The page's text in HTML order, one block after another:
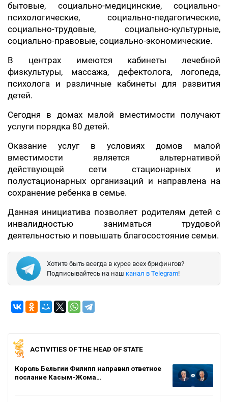
бытовые, социально-медицинские, социально-
психологические, социально-педагогические,
социально-трудовые, социально-культурные,
социально-правовые, социально-экономические.
В центрах имеются кабинеты лечебной
физкультуры, массажа, дефектолога, логопеда,
психолога и различные кабинеты для развития
детей.
Сегодня в домах малой вместимости получают
услуги порядка 80 детей.
Оказание услуг в условиях домов малой
вместимости является альтернативой
действующей сети стационарных и
полустационарных организаций и направлена на
сохранение ребенка в семье.
Данная инициатива позволяет родителям детей с
инвалидностью заниматься трудовой
деятельностью и повышать благосостояние семьи.
Хотите быть всегда в курсе всех брифингов?
Подписывайтесь на наш канал в Telegram!
ACTIVITIES OF THE HEAD OF STATE
Король Бельгии Филипп направил ответное
послание Касым-Жома…